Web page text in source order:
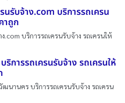
นรับจ้าง.com บริการรถเครน
าถูก
.com บริการรถเครนรับจ้าง รถเครนให้
การรถเครนรับจ้าง รถเครนให้
ฒนานคร บริการรถเครนรับจ้าง รถเครน